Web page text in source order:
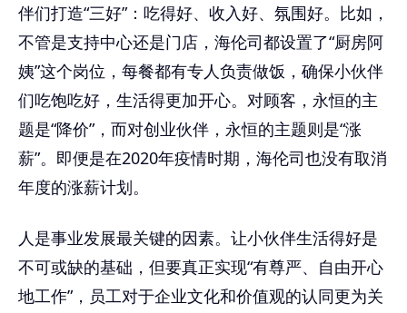
伴们打造“三好”：吃得好、收入好、氛围好。比如，
不管是支持中心还是门店，海伦司都设置了“厨房阿
姨”这个岗位，每餐都有专人负责做饭，确保小伙伴
们吃饱吃好，生活得更加开心。对顾客，永恒的主
题是“降价”，而对创业伙伴，永恒的主题则是“涨
薪”。即便是在2020年疫情时期，海伦司也没有取消
年度的涨薪计划。
人是事业发展最关键的因素。让小伙伴生活得好是
不可或缺的基础，但要真正实现“有尊严、自由开心
地工作”，员工对于企业文化和价值观的认同更为关